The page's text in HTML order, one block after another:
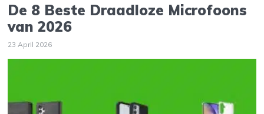
De 8 Beste Draadloze Microfoons
van 2026
23 April 2026